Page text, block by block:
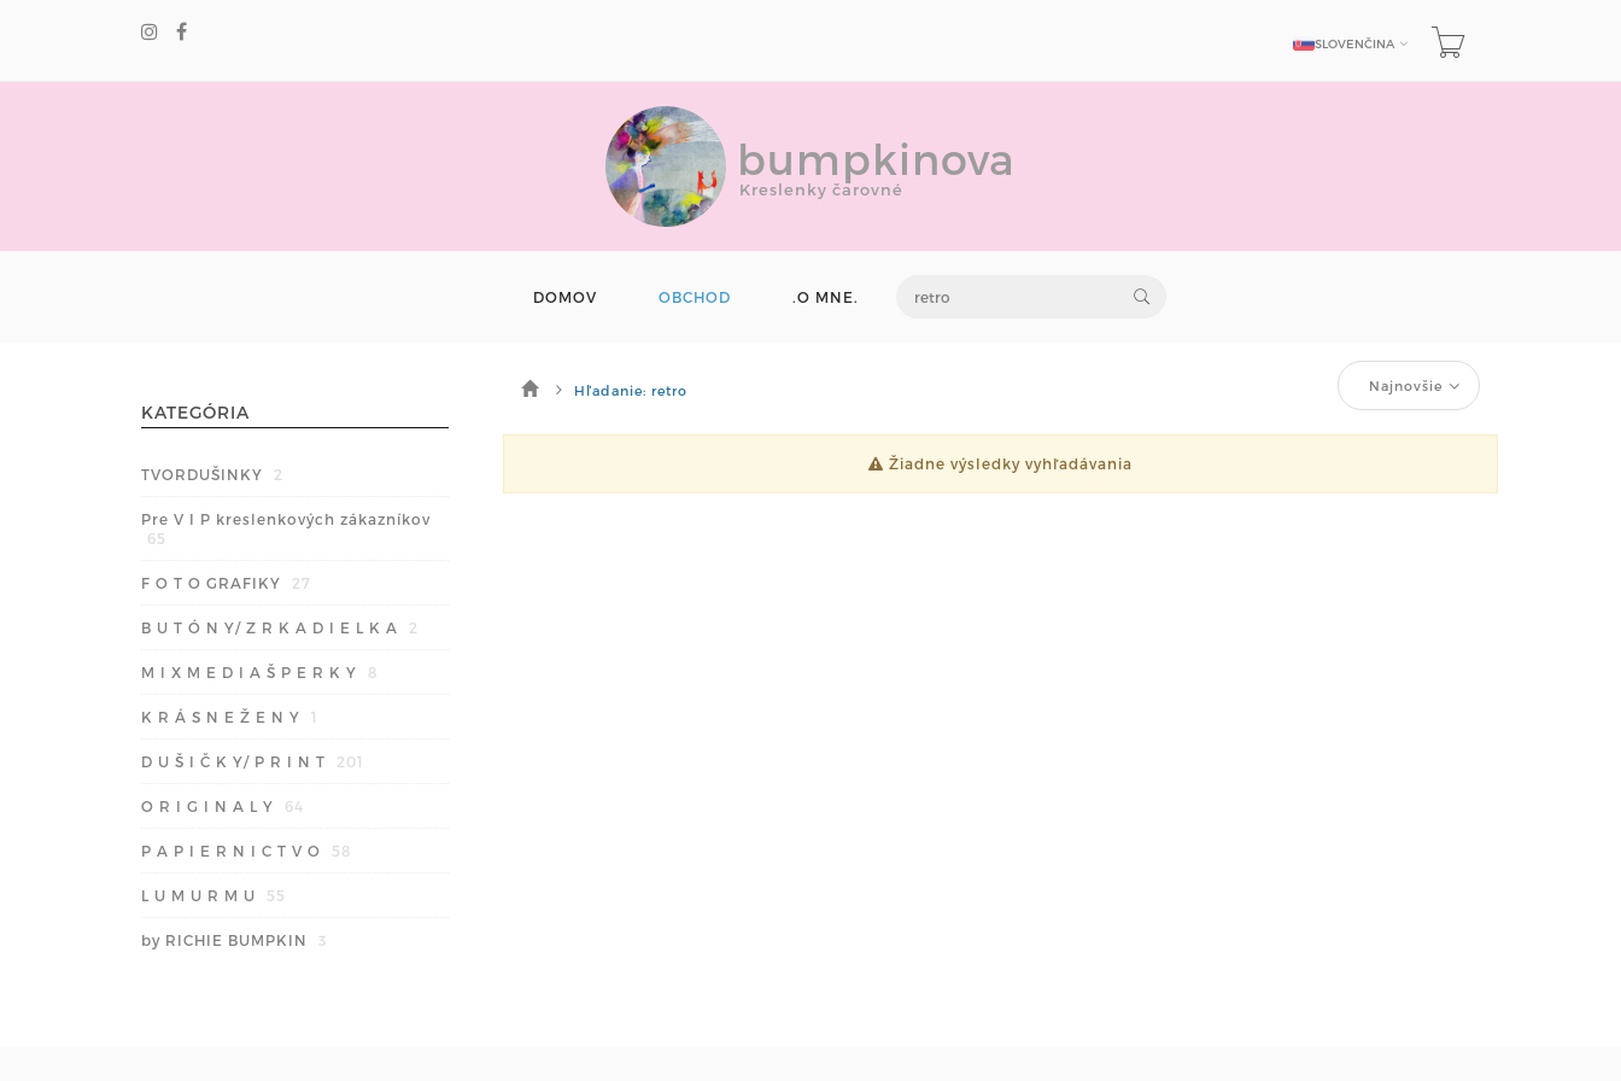
SLOVENČINA
JAZYK
bumpkinova
Kreslenky čarovné
DOMOV OBCHOD .O MNE.
KATEGÓRIA
TVORDUŠINKY 2
Pre V I P kreslenkových zákazníkov
65
F O T O GRAFIKY 27
B U T Ó N Y/ Z R K A D I E L K A 2
M I X M E D I A Š P E R K Y 8
K R Á S N E Ž E N Y 1
D U Š I Č K Y/ P R I N T 201
O R I G I N A L Y 64
P A P I E R N I C T V O 58
L U M U R M U 55
by RICHIE BUMPKIN 3
Hľadanie: retro Najnovšie
Žiadne výsledky vyhľadávania